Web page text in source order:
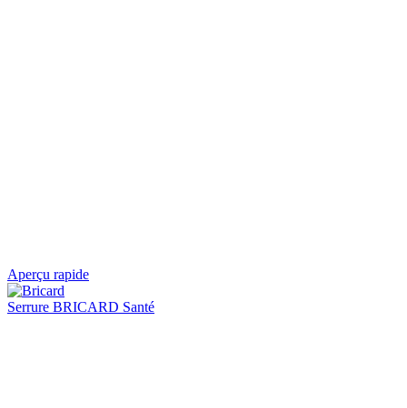
Aperçu rapide
Serrure BRICARD Santé